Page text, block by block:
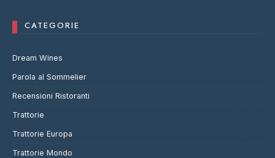
CATEGORIE
Dream Wines
Parola al Sommelier
Recensioni Ristoranti
Trattorie
Trattorie Europa
Trattorie Mondo